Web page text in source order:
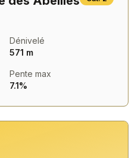
Dénivelé
571 m
Pente max
7.1%